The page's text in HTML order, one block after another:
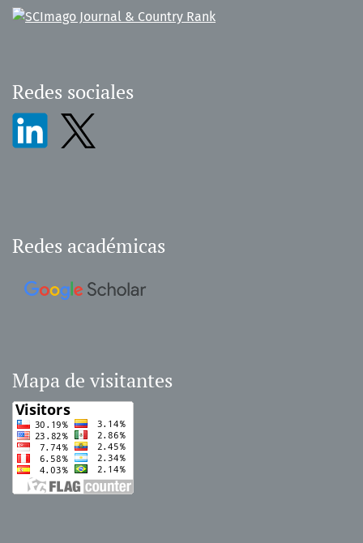
Redes sociales
Redes académicas
Mapa de visitantes